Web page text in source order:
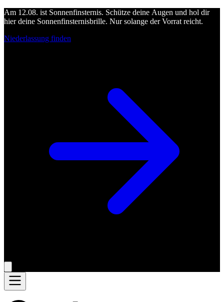
Am 12.08. ist Sonnenfinsternis. Schütze deine Augen und hol dir
hier deine Sonnenfinsternisbrille. Nur solange der Vorrat reicht.
Niederlassung finden